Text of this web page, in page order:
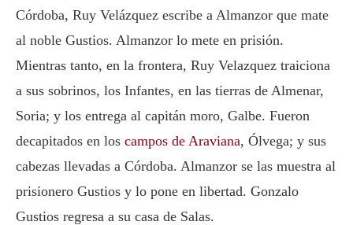
Córdoba, Ruy Velázquez escribe a Almanzor que mate
al noble Gustios. Almanzor lo mete en prisión.
Mientras tanto, en la frontera, Ruy Velazquez traiciona
a sus sobrinos, los Infantes, en las tierras de Almenar,
Soria; y los entrega al capitán moro, Galbe. Fueron
decapitados en los campos de Araviana, Ólvega; y sus
cabezas llevadas a Córdoba. Almanzor se las muestra al
prisionero Gustios y lo pone en libertad. Gonzalo
Gustios regresa a su casa de Salas.